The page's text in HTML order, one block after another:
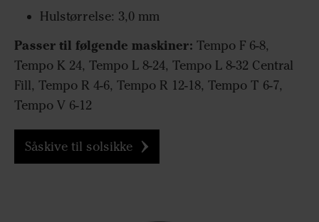
Hulstørrelse: 3,0 mm
Passer til følgende maskiner: Tempo F 6-8,
Tempo K 24, Tempo L 8-24, Tempo L 8-32 Central
Fill, Tempo R 4-6, Tempo R 12-18, Tempo T 6-7,
Tempo V 6-12
Såskive til solsikke